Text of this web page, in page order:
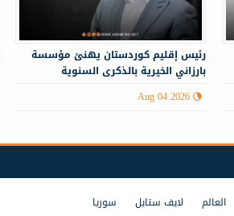
رئيس إقليم كوردستان يهنئ مؤسسة
بارزاني الخيرية بالذكرى السنوية
Aug 04 2026
العالم لايف ستايل سوريا